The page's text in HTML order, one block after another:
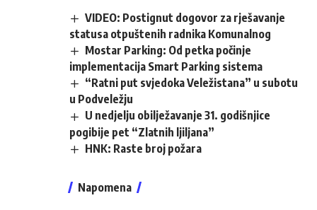
VIDEO: Postignut dogovor za rješavanje
statusa otpuštenih radnika Komunalnog
Mostar Parking: Od petka počinje
implementacija Smart Parking sistema
“Ratni put svjedoka Veležistana” u subotu
u Podveležju
U nedjelju obilježavanje 31. godišnjice
pogibije pet “Zlatnih ljiljana”
HNK: Raste broj požara
Napomena